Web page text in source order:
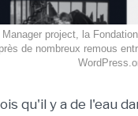
project, la
de nombreux remous
qu'il y a de l'eau